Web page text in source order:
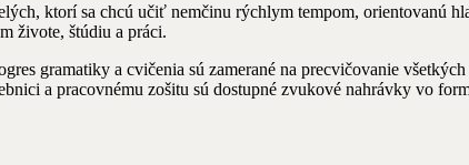
ktorí sa chcú učiť nemčinu rýchlym tempom, orientovanú
živote, štúdiu a práci.
gramatiky a cvičenia sú zamerané na precvičovanie
a pracovnému zošitu sú dostupné zvukové nahrávky vo